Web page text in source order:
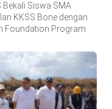
Bekali Siswa SMA
KKSS Bone dengan
Foundation Program